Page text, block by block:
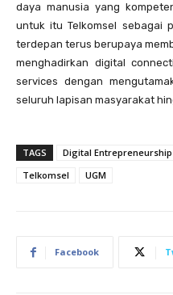
daya manusia yang
untuk itu Telkomsel sebagai
terdepan terus berupaya
menghadirkan digital
services dengan
seluruh lapisan masyarakat
TAGS Digital Entrepreneurship
Telkomsel
UGM
Facebook